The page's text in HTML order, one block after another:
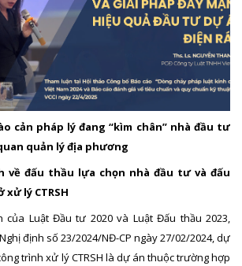
cản pháp lý đang “kìm chân” nhà đầu tư
quản lý địa phương
về đấu thầu lựa chọn nhà đầu tư và đấu
lý CTRSH
của Luật Đầu tư 2020 và Luật Đấu thầu 2023,
định số 23/2024/NĐ-CP ngày 27/02/2024, dự
trình xử lý CTRSH là dự án thuộc trường hợp